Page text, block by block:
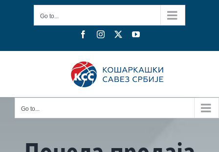
Go to...
FacebookInstagram YouTube
Go to...